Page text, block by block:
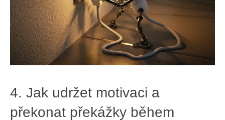
4. Jak udržet motivaci a
překonat překážky ⁢během⁤